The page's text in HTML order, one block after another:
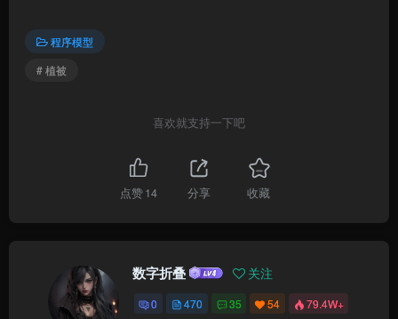
程序模型
# 植被
喜欢就支持一下吧
点赞14 分享 收藏
数字折叠 关注
0 470 35 54 79.4W+